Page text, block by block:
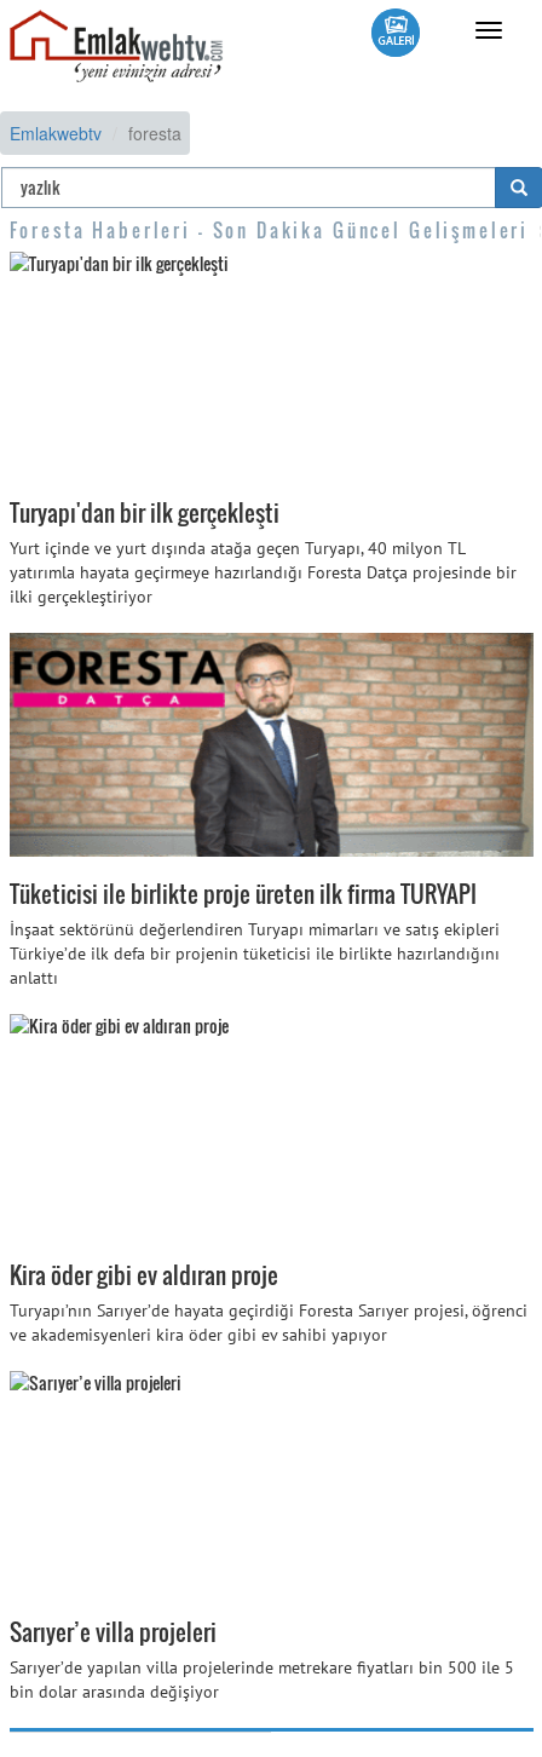
Toggle
Emlakwebtv foresta
Foresta Haberleri - Son Dakika Güncel Gelişmeleri
Turyapı'dan bir ilk gerçekleşti
Yurt içinde ve yurt dışında atağa geçen Turyapı, 40 milyon TL
yatırımla hayata geçirmeye hazırlandığı Foresta Datça projesinde bir
ilki gerçekleştiriyor
Tüketicisi ile birlikte proje üreten ilk firma TURYAPI
İnşaat sektörünü değerlendiren Turyapı mimarları ve satış ekipleri
Türkiye’de ilk defa bir projenin tüketicisi ile birlikte hazırlandığını
anlattı
Kira öder gibi ev aldıran proje
Turyapı’nın Sarıyer’de hayata geçirdiği Foresta Sarıyer projesi, öğrenci
ve akademisyenleri kira öder gibi ev sahibi yapıyor
Sarıyer’e villa projeleri
Sarıyer’de yapılan villa projelerinde metrekare fiyatları bin 500 ile 5
bin dolar arasında değişiyor